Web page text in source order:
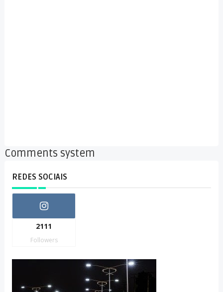
Comments system
REDES SOCIAIS
2111
Followers